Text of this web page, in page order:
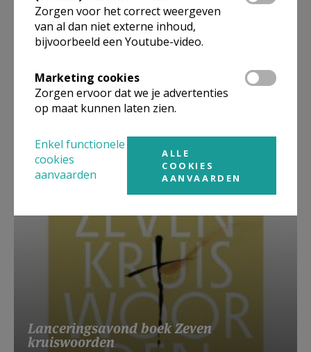
Beroepsvereniging Zorgpastores
Lanceringsavond boek Zeven
kruiswoorden
Zorgen voor het correct weergeven
van al dan niet externe inhoud,
bijvoorbeeld een Youtube-video.
Marketing cookies
Zorgen ervoor dat we je advertenties
op maat kunnen laten zien.
Enkel functionele
cookies
aanvaarden
ALLE
COOKIES
AANVAARDEN